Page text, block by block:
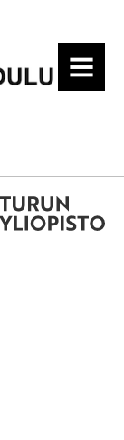
MENU